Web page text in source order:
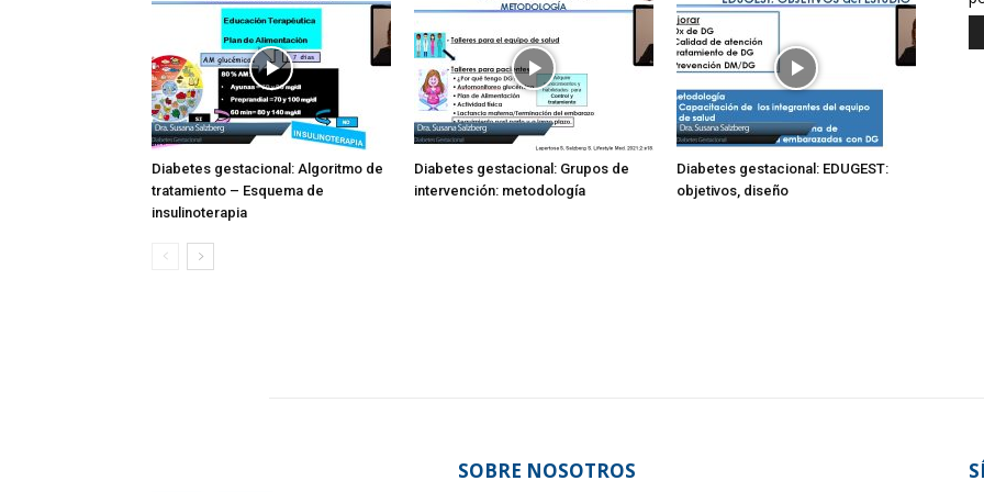
Diabetes gestacional: Algoritmo de
tratamiento – Esquema de
insulinoterapia
Diabetes gestacional: Grupos de
intervención: metodología
Diabetes gestacional: EDUGEST:
objetivos, diseño
SOBRE NOSOTROS